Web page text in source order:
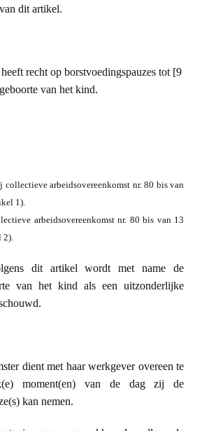
dit artikel.
recht op borstvoedingspauzes tot [9
van het kind.
arbeidsovereenkomst nr. 80 bis van
1).
arbeidsovereenkomst nr. 80 bis van 13
2).
dit artikel wordt met name de
van het kind als een uitzonderlijke
dient met haar werkgever overeen te
moment(en) van de dag zij de
kan nemen.